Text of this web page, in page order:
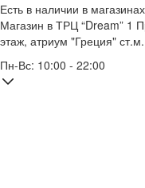
Есть в наличии в
Магазин в ТРЦ “Dream” 1
этаж, атриум "Греция"
Пн-Вс: 10:00 - 22:00